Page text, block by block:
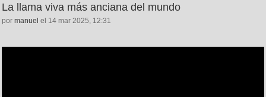
La llama viva más anciana del mundo
por manuel el 14 mar 2025, 12:31